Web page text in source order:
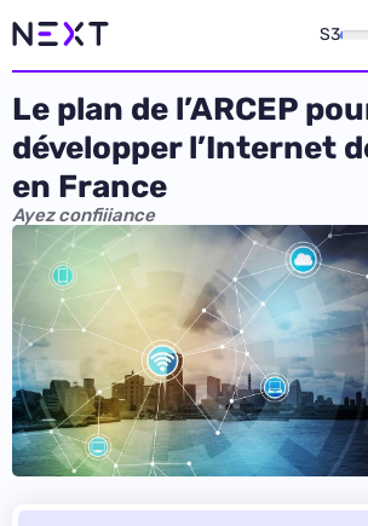
S3
Le plan de l’ARCEP
développer l’Internet
en France
Ayez confiiiance